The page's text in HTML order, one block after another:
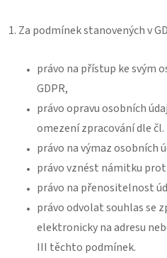
1. Za podmínek stanovených v
právo na přístup ke svým
GDPR,
právo opravu osobních
omezení zpracování dle čl.
právo na výmaz osobních
právo vznést námitku
právo na přenositelnost
právo odvolat souhlas se
elektronicky na adresu
III těchto podmínek.